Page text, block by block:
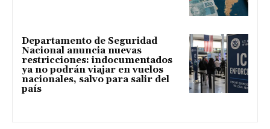
Departamento de Seguridad
Nacional anuncia nuevas
restricciones: indocumentados
ya no podrán viajar en vuelos
nacionales, salvo para salir del
país